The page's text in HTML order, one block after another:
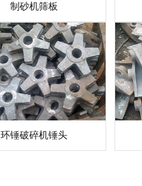
制砂机筛板
环锤破碎机锤头